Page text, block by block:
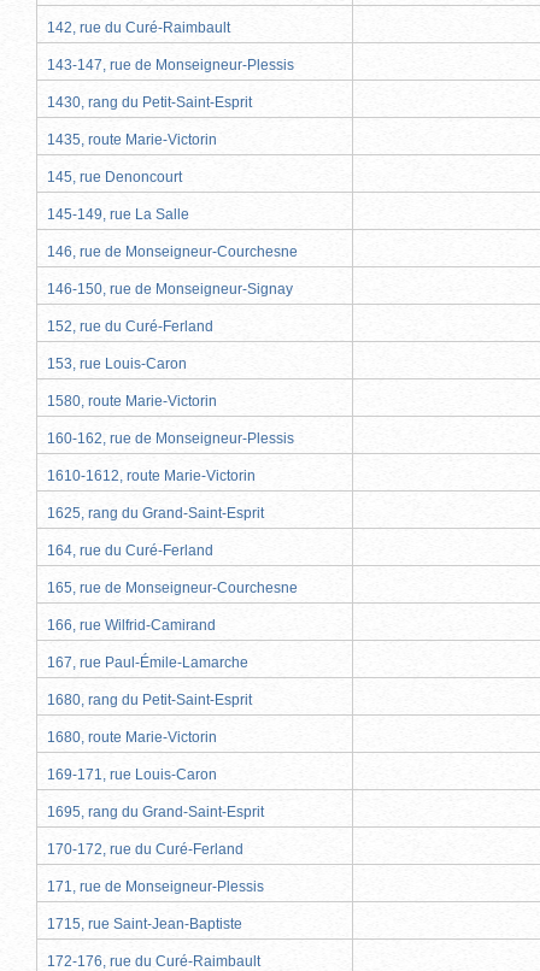
142, rue du Curé-Raimbault
143-147, rue de Monseigneur-Plessis
1430, rang du Petit-Saint-Esprit
1435, route Marie-Victorin
145, rue Denoncourt
145-149, rue La Salle
146, rue de Monseigneur-Courchesne
146-150, rue de Monseigneur-Signay
152, rue du Curé-Ferland
153, rue Louis-Caron
1580, route Marie-Victorin
160-162, rue de Monseigneur-Plessis
1610-1612, route Marie-Victorin
1625, rang du Grand-Saint-Esprit
164, rue du Curé-Ferland
165, rue de Monseigneur-Courchesne
166, rue Wilfrid-Camirand
167, rue Paul-Émile-Lamarche
1680, rang du Petit-Saint-Esprit
1680, route Marie-Victorin
169-171, rue Louis-Caron
1695, rang du Grand-Saint-Esprit
170-172, rue du Curé-Ferland
171, rue de Monseigneur-Plessis
1715, rue Saint-Jean-Baptiste
172-176, rue du Curé-Raimbault